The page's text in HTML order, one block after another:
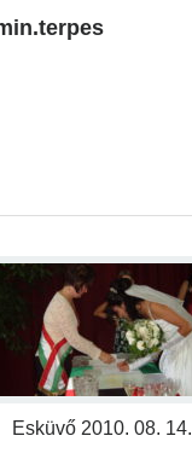
Esküvő 2010. 08. 14.